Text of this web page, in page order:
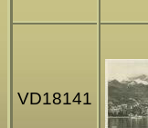
VD18141